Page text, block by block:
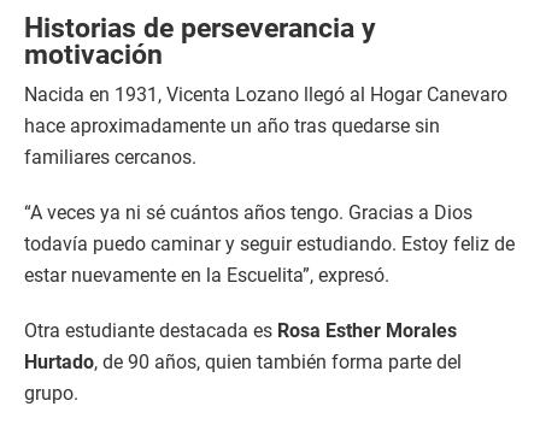
Historias de perseverancia y
motivación
Nacida en 1931, Vicenta Lozano llegó al Hogar Canevaro
hace aproximadamente un año tras quedarse sin
familiares cercanos.
“A veces ya ni sé cuántos años tengo. Gracias a Dios
todavía puedo caminar y seguir estudiando. Estoy feliz de
estar nuevamente en la Escuelita”, expresó.
Otra estudiante destacada es Rosa Esther Morales
Hurtado, de 90 años, quien también forma parte del
grupo.